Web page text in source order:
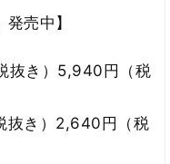
売中】
き）5,940円（税
き）2,640円（税